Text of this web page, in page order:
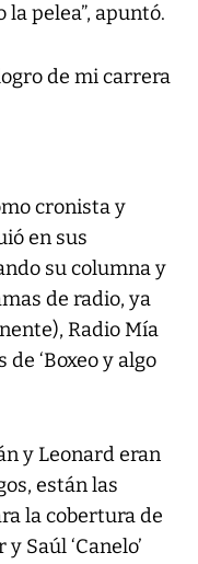
pelea”, apuntó.
de mi carrera
cronista y
en sus
su columna y
de radio, ya
Radio Mía
‘Boxeo y algo
y Leonard eran
están las
la cobertura de
Saúl ‘Canelo’